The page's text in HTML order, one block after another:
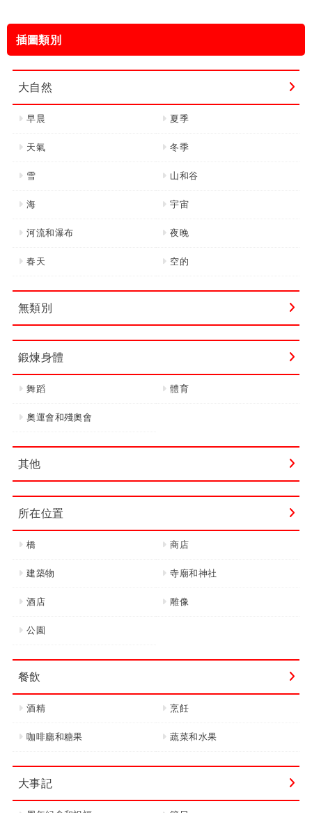
字:
插圖類別
大自然
早晨 夏季
天氣 冬季
雪 山和谷
海 宇宙
河流和瀑布 夜晚
春天 空的
無類別
鍛煉身體
舞蹈 體育
奧運會和殘奧會
其他
所在位置
橋 商店
建築物 寺廟和神社
酒店 雕像
公園
餐飲
酒精 烹飪
咖啡廳和糖果 蔬菜和水果
大事記